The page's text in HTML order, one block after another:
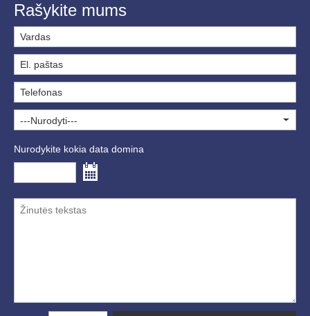
Rašykite mums
---Nurodyti---
Nurodykite kokia data domina